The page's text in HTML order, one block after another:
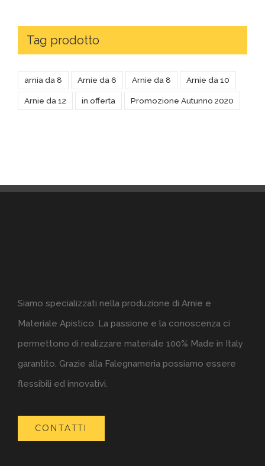
Tag prodotto
arnia da 8 Arnie da 6 Arnie da 8 Arnie da 10
Arnie da 12 in offerta Promozione Autunno 2020
Siamo specializzati nella produzione di Arnie e
Materiale Apistico. La passione e la conoscenza ci
permettono di realizzare materiale 100% Made in Italy
garantito. Grazie alla Falegnameria possiamo essere
flessibili ed innovativi.
CONTATTI